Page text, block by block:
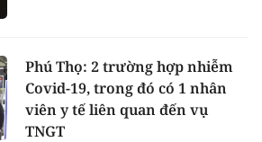
Phú Thọ: 2 trường hợp nhiễm
Covid-19, trong đó có 1 nhân
viên y tế liên quan đến vụ
TNGT